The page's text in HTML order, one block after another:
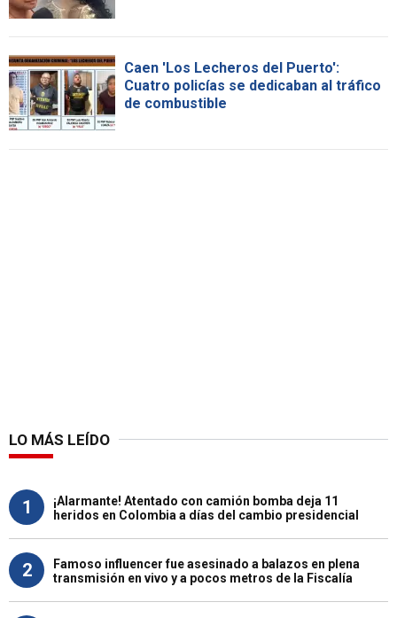
Caen 'Los Lecheros del Puerto':
Cuatro policías se dedicaban al tráfico
de combustible
LO MÁS LEÍDO
1
¡Alarmante! Atentado con camión bomba deja 11
heridos en Colombia a días del cambio presidencial
2
Famoso influencer fue asesinado a balazos en plena
transmisión en vivo y a pocos metros de la Fiscalía